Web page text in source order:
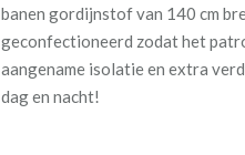
banen gordijnstof van 140 cm
geconfectioneerd zodat het
aangename isolatie en extra
dag en nacht!